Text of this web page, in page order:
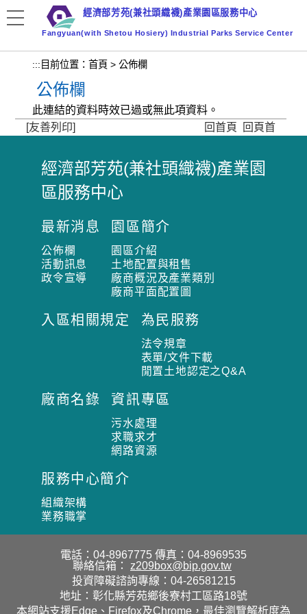
要
容
區
塊
經濟部芳苑(兼社頭織襪)產業園區服務中心
Fangyuan(with Shetou Hosiery) Industrial Parks Service Center
::: 目前位置： 首頁 > 公佈欄
公佈欄
此連結的資料時效已過或無此項資料。
[友善列印]
回首頁 回頁首
:
:
經濟部芳苑(兼社頭織襪)產業園
區服務中心
最新消息
公佈欄
活動訊息
政令宣導
園區簡介
園區介紹
土地配置與租售
廠商概況及產業類別
廠商平面配置圖
入區相關規定 為民服務
法令規章
表單/文件下載
閒置土地認定之Q&A
廠商名錄 資訊專區
污水處理
求職求才
網路資源
服務中心簡介
組織架構
業務職掌
電話：04-8967775 傳真：04-8969535
聯絡信箱：
z209box@bip.gov.tw
投資障礙諮詢專線：04-26581215
地址：彰化縣芳苑鄉後寮村工區路18號
本網站支援Edge、Firefox及Chrome，最佳瀏覽解析度為